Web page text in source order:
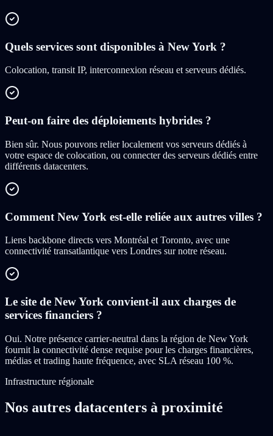
Quels services sont disponibles à New York ?
Colocation, transit IP, interconnexion réseau et serveurs dédiés.
Peut-on faire des déploiements hybrides ?
Bien sûr. Nous pouvons relier localement vos serveurs dédiés à
votre espace de colocation, ou connecter des serveurs dédiés entre
différents datacenters.
Comment New York est-elle reliée aux autres villes ?
Liens backbone directs vers Montréal et Toronto, avec une
connectivité transatlantique vers Londres sur notre réseau.
Le site de New York convient-il aux charges de
services financiers ?
Oui. Notre présence carrier-neutral dans la région de New York
fournit la connectivité dense requise pour les charges financières,
médias et trading haute fréquence, avec SLA réseau 100 %.
Infrastructure régionale
Nos autres datacenters à proximité